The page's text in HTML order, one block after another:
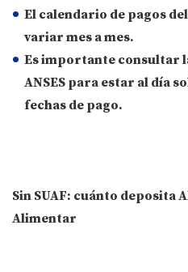
El calendario de pagos del
variar mes a mes.
Es importante consultar
ANSES para estar al día
fechas de pago.
Sin SUAF: cuánto deposita
Alimentar